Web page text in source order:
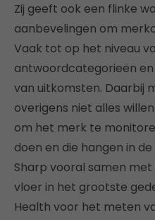
Zij geeft ook een flinke
aanbevelingen om
Vaak tot op het niveau
antwoordcategorieën
van uitkomsten. Daarbij
overigens niet alles
om het merk te
doen en die hangen in
Sharp vooral samen
vloer in het grootste
Health voor het meten